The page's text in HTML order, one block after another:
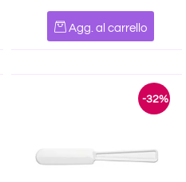
Agg. al carrello
-32%